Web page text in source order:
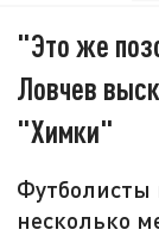
"Это же
Ловчев
"Химки"
Футболисты
несколько